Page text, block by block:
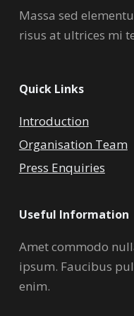
Massa sed
risus at ultrices mi
Quick Links
Introduction
Organisation Team
Press Enquiries
Useful Information
Amet commodo
ipsum. Faucibus
enim.